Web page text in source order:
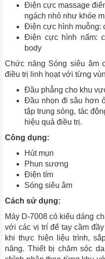
Điện cực massage
ngách nhỏ như khóe
Điện cực hình muỗng:
Điện cực hình nấm:
body
Chức năng Sóng siêu âm
điều trị linh hoạt với từng
Đầu phẳng cho khu
Đầu nhọn đi sâu hơn
tập trung sóng, tác
hiệu quả điều trị.
Công dụng:
Hút mụn
Phun sương
Điện tím
Sóng siêu âm
Cách sử dụng:
Máy D-7008 có kiểu dáng
với các vị trí để tay cầm
khi thực hiện liệu trình,
năng. Thiết bị chăm sóc